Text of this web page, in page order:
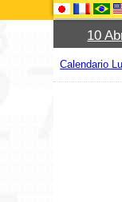
10
Calendario